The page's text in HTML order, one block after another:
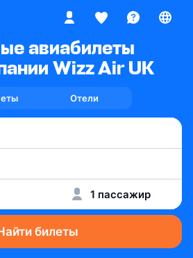
авиабилеты
Wizz Air UK
Отели
1 пассажир
билеты